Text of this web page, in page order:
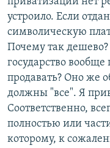
устроило. Если
символическую
Почему так
государство
продавать? Оно же
должны "все". Я
Соответственно,
полностью или
которому, к